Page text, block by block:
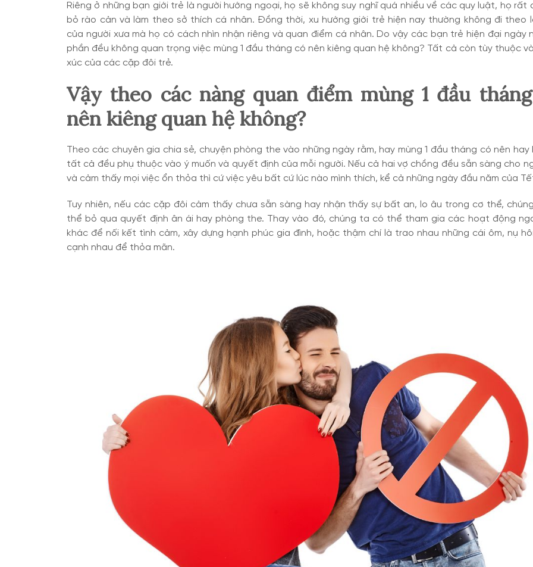
Riêng ở những bạn giới trẻ là người hướng ngoại, họ sẽ không suy nghĩ quá nhiều về các quy luật, họ rất
bỏ rào cản và làm theo sở thích cá nhân. Đồng thời, xu hướng giới trẻ hiện nay thường không đi theo
của người xưa mà họ có cách nhìn nhận riêng và quan điểm cá nhân. Do vậy các bạn trẻ hiện đại ngày
phần đều không quan trọng việc mùng 1 đầu tháng có nên kiêng quan hệ không? Tất cả còn tùy thuộc
xúc của các cặp đôi trẻ.
Vậy theo các nàng quan điểm mùng 1 đầu
nên kiêng quan hệ không?
Theo các chuyên gia chia sẻ, chuyện phòng the vào những ngày rằm, hay mùng 1 đầu tháng có nên hay
tất cả đều phụ thuộc vào ý muốn và quyết định của mỗi người. Nếu cả hai vợ chồng đều sẵn sàng cho
và cảm thấy mọi việc ổn thỏa thì cứ việc yêu bất cứ lúc nào mình thích, kể cả những ngày đầu năm của
Tuy nhiên, nếu các cặp đôi cảm thấy chưa sẵn sàng hay nhận thấy sự bất an, lo âu trong cơ thể,
thể bỏ qua quyết định ân ái hay phòng the. Thay vào đó, chúng ta có thể tham gia các hoạt động
khác để nối kết tình cảm, xây dựng hạnh phúc gia đình, hoặc thậm chí là trao nhau những cái ôm, nụ
cạnh nhau để thỏa mãn.